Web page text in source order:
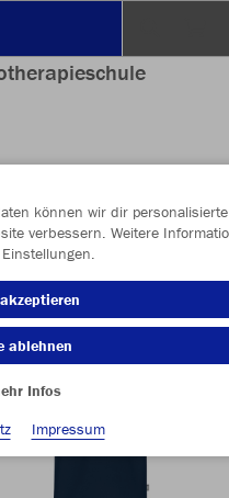
können wir dir personalisierte
verbessern. Weitere
ablehnen
Infos
Impressum